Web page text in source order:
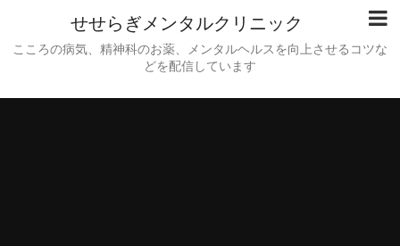
せせらぎメンタルクリニック
こころの病気、精神科のお薬、メンタルヘルスを向上させるコツな
どを配信しています